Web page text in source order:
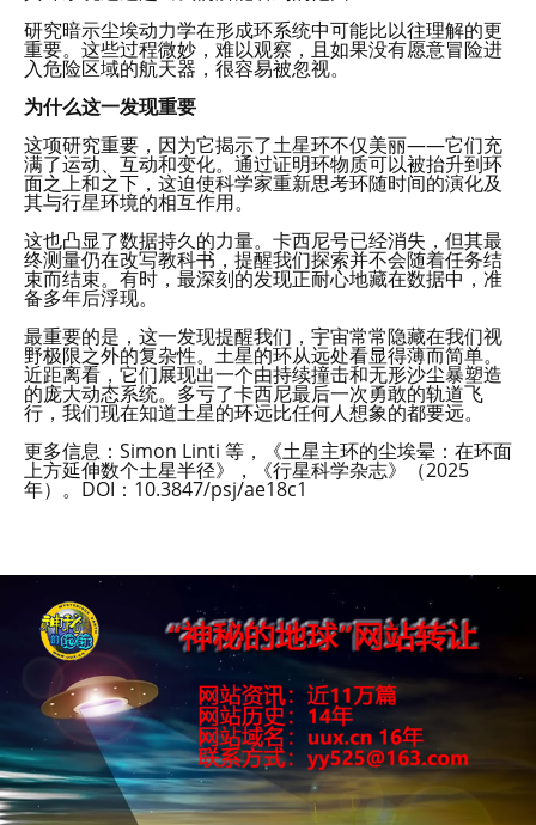
研究暗示尘埃动力学在形成环系统中可能比以往理解的更
重要。这些过程微妙，难以观察，且如果没有愿意冒险进
入危险区域的航天器，很容易被忽视。
为什么这一发现重要
这项研究重要，因为它揭示了土星环不仅美丽——它们充
满了运动、互动和变化。通过证明环物质可以被抬升到环
面之上和之下，这迫使科学家重新思考环随时间的演化及
其与行星环境的相互作用。
这也凸显了数据持久的力量。卡西尼号已经消失，但其最
终测量仍在改写教科书，提醒我们探索并不会随着任务结
束而结束。有时，最深刻的发现正耐心地藏在数据中，准
备多年后浮现。
最重要的是，这一发现提醒我们，宇宙常常隐藏在我们视
野极限之外的复杂性。土星的环从远处看显得薄而简单。
近距离看，它们展现出一个由持续撞击和无形沙尘暴塑造
的庞大动态系统。多亏了卡西尼最后一次勇敢的轨道飞
行，我们现在知道土星的环远比任何人想象的都要远。
更多信息：Simon Linti 等，《土星主环的尘埃晕：在环面
上方延伸数个土星半径》，《行星科学杂志》（2025
年）。DOI：10.3847/psj/ae18c1